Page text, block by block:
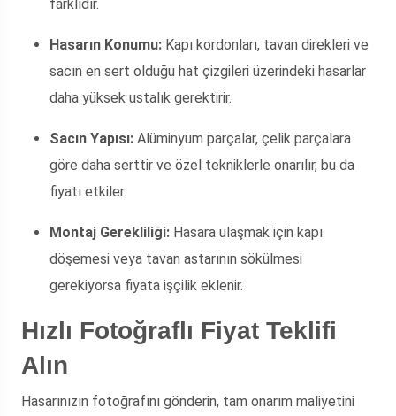
farklıdır.
Hasarın Konumu: Kapı kordonları, tavan direkleri ve
sacın en sert olduğu hat çizgileri üzerindeki hasarlar
daha yüksek ustalık gerektirir.
Sacın Yapısı: Alüminyum parçalar, çelik parçalara
göre daha serttir ve özel tekniklerle onarılır, bu da
fiyatı etkiler.
Montaj Gerekliliği: Hasara ulaşmak için kapı
döşemesi veya tavan astarının sökülmesi
gerekiyorsa fiyata işçilik eklenir.
Hızlı Fotoğraflı Fiyat Teklifi
Alın
Hasarınızın fotoğrafını gönderin, tam onarım maliyetini